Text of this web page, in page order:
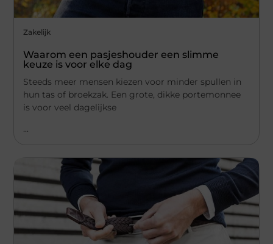
Zakelijk
Waarom een pasjeshouder een slimme
keuze is voor elke dag
Steeds meer mensen kiezen voor minder spullen in
hun tas of broekzak. Een grote, dikke portemonnee
is voor veel dagelijkse
...